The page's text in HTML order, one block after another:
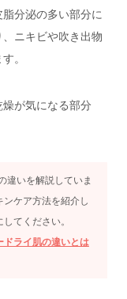
分泌の多い部分に
ニキビや吹き出物
。
が気になる部分
違いを解説していま
ケア方法を紹介し
てください。
ドライ肌の違いとは